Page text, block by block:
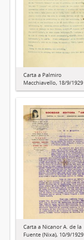
Carta a Palmiro
Macchiavello, 18/9/1929
Carta a Nicanor A. de la
Fuente (Nixa), 10/9/1929